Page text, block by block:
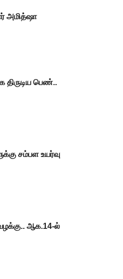
அமித்ஷா
திருடிய பெண்..
சம்பள உயர்வு
ஆக.14-ல்